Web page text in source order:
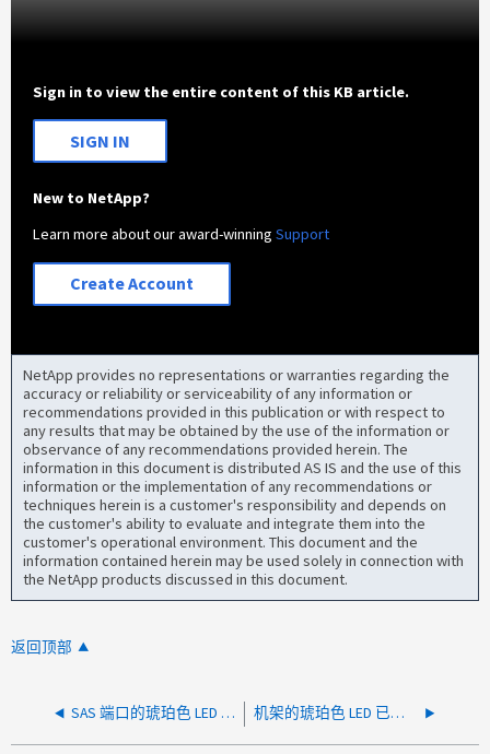
Sign in to view the entire content of this KB article.
SIGN IN
New to NetApp?
Learn more about our award-winningSupport
Create Account
NetApp provides no representations or warranties regarding the
accuracy or reliability or serviceability of any information or
recommendations provided in this publication or with respect to
any results that may be obtained by the use of the information or
observance of any recommendations provided herein. The
information in this document is distributed AS IS and the use of this
information or the implementation of any recommendations or
techniques herein is a customer's responsibility and depends on
the customer's ability to evaluate and integrate them into the
customer's operational environment. This document and the
information contained herein may be used solely in connection with
the NetApp products discussed in this document.
返回顶部
SAS 端口的琥珀色 LED 亮起，无任何错误 机架的琥珀色 LED 已点亮，没有硬件故障